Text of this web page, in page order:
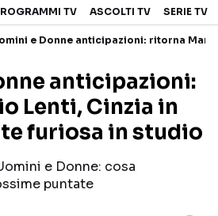
SERIE TV
REALITY SHOW
FICTION
TV ASCOLTI TV SERIE TV
e Donne anticipazioni: ritorna
anticipazioni:
Lenti, Cinzia in
furiosa in studio
e Donne: cosa
puntate